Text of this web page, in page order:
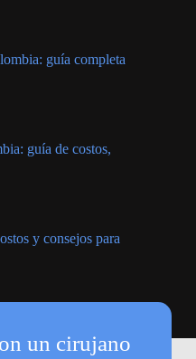
guía completa
guía de costos,
y consejos para
un cirujano